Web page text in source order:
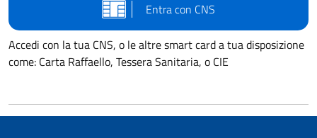
Entra con CNS
Accedi con la tua CNS, o le altre smart card a tua disposizione
come: Carta Raffaello, Tessera Sanitaria, o CIE